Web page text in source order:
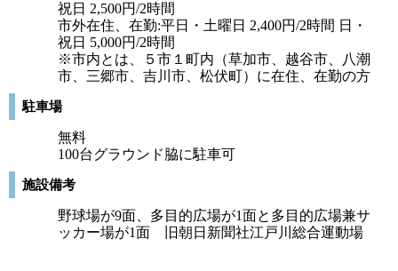
祝日 2,500円/2時間
市外在住、在勤:平日・土曜日 2,400円/2時間 日・
祝日 5,000円/2時間
※市内とは、５市１町内（草加市、越谷市、八潮
市、三郷市、吉川市、松伏町）に在住、在勤の方
駐車場
無料
100台グラウンド脇に駐車可
施設備考
野球場が9面、多目的広場が1面と多目的広場兼サ
ッカー場が1面 旧朝日新聞社江戸川総合運動場